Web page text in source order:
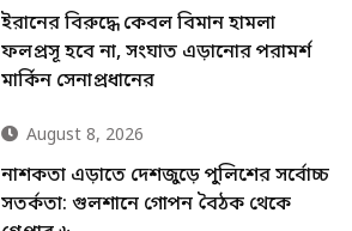
ইরানের বিরুদ্ধে কেবল বিমান হামলা
ফলপ্রসূ হবে না, সংঘাত এড়ানোর পরামর্শ
মার্কিন সেনাপ্রধানের
August 8, 2026
নাশকতা এড়াতে দেশজুড়ে পুলিশের সর্বোচ্চ
সতর্কতা: গুলশানে গোপন বৈঠক থেকে